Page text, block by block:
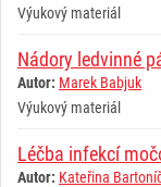
Výukový materiál
Nádory ledvinné
Autor: Marek Babjuk
Výukový materiál
Léčba infekcí
Autor: Kateřina